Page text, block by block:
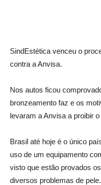
SindEstética venceu o
contra a Anvisa.
Nos autos ficou
bronzeamento faz e os
levaram a Anvisa a proibir
Brasil até hoje é o único
uso de um equipamento
visto que estão provados
diversos problemas de pele.